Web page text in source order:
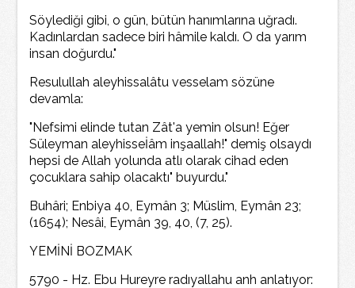
Söylediği gibi, o gün, bütün hanımlarına uğradı.
Kadınlardan sadece biri hâmile kaldı. O da yarım
insan doğurdu."
Resulullah aleyhissalâtu vesselam sözüne
devamla:
"Nefsimi elinde tutan Zât'a yemin olsun! Eğer
Süleyman aleyhisseİâm inşaallah!" demiş olsaydı
hepsi de Allah yolunda atlı olarak cihad eden
çocuklara sahip olacaktı" buyurdu."
Buhâri; Enbiya 40, Eymân 3; Müslim, Eymân 23;
(1654); Nesâi, Eymân 39, 40, (7, 25).
YEMİNİ BOZMAK
5790 - Hz. Ebu Hureyre radıyallahu anh anlatıyor: